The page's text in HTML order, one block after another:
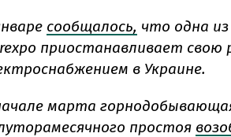
сообщалось, что одна
приостанавливает свою
в Украине.
марта
простоя